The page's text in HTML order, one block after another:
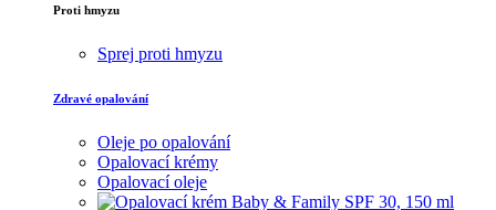
Proti hmyzu
Sprej proti hmyzu
Zdravé opalování
Oleje po opalování
Opalovací krémy
Opalovací oleje